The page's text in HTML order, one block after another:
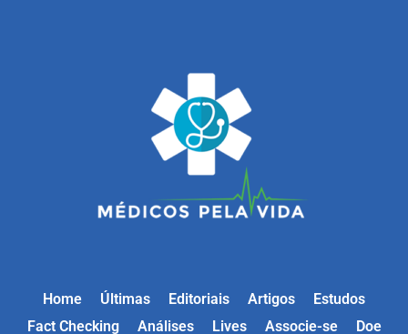
Home Últimas Editoriais Artigos
Estudos
Fact Checking
Análises Lives Associe-se Doe